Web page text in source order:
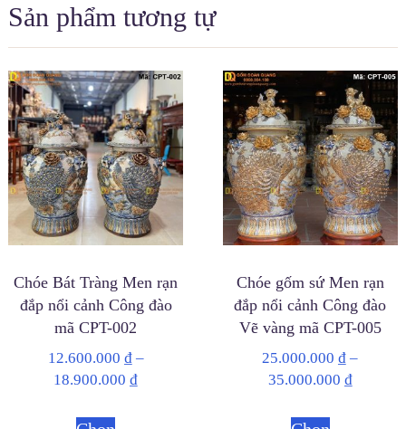
Sản phẩm tương tự
Chóe Bát Tràng Men rạn
đắp nổi cảnh Công đào
mã CPT-002
12.600.000 ₫ –
18.900.000₫
Chóe gốm sứ Men rạn
đắp nổi cảnh Công đào
Vẽ vàng mã CPT-005
25.000.000₫ –
35.000.000 ₫